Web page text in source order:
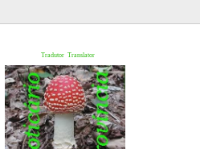
Tradutor Translator